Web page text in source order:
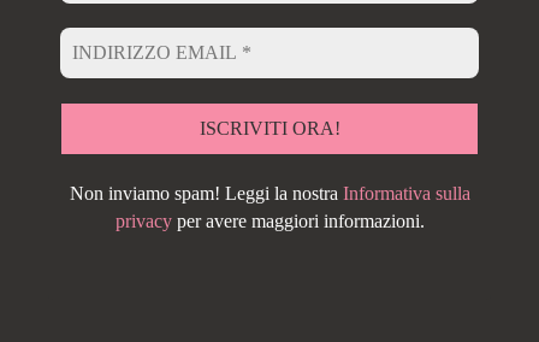
Non inviamo spam! Leggi la nostra Informativa sulla
privacyper avere maggiori informazioni.